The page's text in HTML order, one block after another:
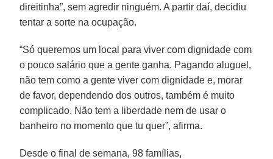
direitinha”, sem agredir ninguém. A partir daí, decidiu
tentar a sorte na ocupação.
“Só queremos um local para viver com dignidade com
o pouco salário que a gente ganha. Pagando aluguel,
não tem como a gente viver com dignidade e, morar
de favor, dependendo dos outros, também é muito
complicado. Não tem a liberdade nem de usar o
banheiro no momento que tu quer”, afirma.
Desde o final de semana, 98 famílias,